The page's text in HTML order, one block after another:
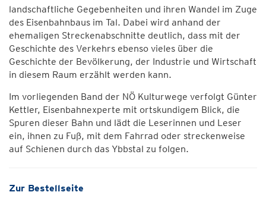
landschaftliche Gegebenheiten und ihren Wandel im Zuge
des Eisenbahnbaus im Tal. Dabei wird anhand der
ehemaligen Streckenabschnitte deutlich, dass mit der
Geschichte des Verkehrs ebenso vieles über die
Geschichte der Bevölkerung, der Industrie und Wirtschaft
in diesem Raum erzählt werden kann.
Im vorliegenden Band der NÖ Kulturwege verfolgt Günter
Kettler, Eisenbahnexperte mit ortskundigem Blick, die
Spuren dieser Bahn und lädt die Leserinnen und Leser
ein, ihnen zu Fuß, mit dem Fahrrad oder streckenweise
auf Schienen durch das Ybbstal zu folgen.
Zur Bestellseite